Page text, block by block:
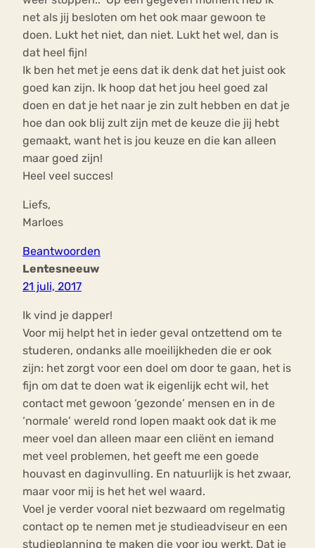
net als jij besloten om het ook maar gewoon te
doen. Lukt het niet, dan niet. Lukt het wel, dan is
dat heel fijn!
Ik ben het met je eens dat ik denk dat het juist ook
goed kan zijn. Ik hoop dat het jou heel goed zal
doen en dat je het naar je zin zult hebben en dat je
hoe dan ook blij zult zijn met de keuze die jij hebt
gemaakt, want het is jou keuze en die kan alleen
maar goed zijn!
Heel veel succes!
Liefs,
Marloes
Beantwoorden
Lentesneeuw
21 juli, 2017
Ik vind je dapper!
Voor mij helpt het in ieder geval ontzettend om te
studeren, ondanks alle moeilijkheden die er ook
zijn: het zorgt voor een doel om door te gaan, het is
fijn om dat te doen wat ik eigenlijk echt wil, het
contact met gewoon ‘gezonde’ mensen en in de
‘normale’ wereld rond lopen maakt ook dat ik me
meer voel dan alleen maar een cliënt en iemand
met veel problemen, het geeft me een goede
houvast en daginvulling. En natuurlijk is het zwaar,
maar voor mij is het het wel waard.
Voel je verder vooral niet bezwaard om regelmatig
contact op te nemen met je studieadviseur en een
studieplanning te maken die voor jou werkt. Dat je